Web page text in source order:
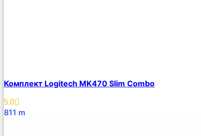
Комплект Logitech MK470 Slim Combo
5.0
811 m